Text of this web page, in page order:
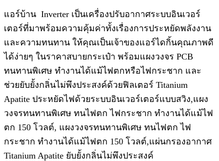
แอร์บ้าน Inverter เป็นเครื่องปรับอากาศระบบอินเวอร์
เตอร์ที่มาพร้อมความคุ้มค่าทั้งเรื่องการประหยัดพลังงาน
และความทนทาน ให้คุณเป็นเจ้าของแอร์ไดกิ้นคุณภาพดี
ได้ง่ายๆ ในราคาสบายกระเป๋า พร้อมแผงวงจร PCB
ทนทานพิเศษ ทำงานได้แม้ไฟตกหรือไฟกระชาก และ
ช่วยยับยั้งกลิ่นไม่พึงประสงค์ด้วยฟิลเตอร์ Titanium
Apatite ประหยัดไฟด้วยระบบอินเวอร์เตอร์แบบสวิง,แผง
วงจรทนทานพิเศษ ทนไฟตก ไฟกระชาก ทำงานได้แม้ไฟ
ตก 150 โวลต์, แผงวงจรทนทานพิเศษ ทนไฟตก ไฟ
กระชาก ทำงานได้แม้ไฟตก 150 โวลต์,แผ่นกรองอากาศ
Titanium Apatite ยับยั้งกลิ่นไม่พึงประสงค์